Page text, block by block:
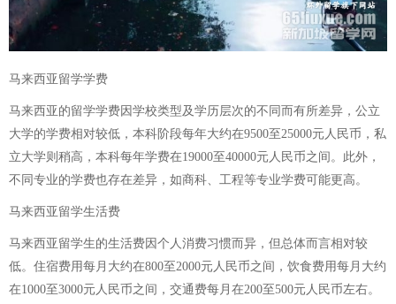
马来西亚留学学费
马来西亚的留学学费因学校类型及学历层次的不同而有所差异，公立
大学的学费相对较低，本科阶段每年大约在9500至25000元人民币，私
立大学则稍高，本科每年学费在19000至40000元人民币之间。此外，
不同专业的学费也存在差异，如商科、工程等专业学费可能更高。
马来西亚留学生活费
马来西亚留学生的生活费因个人消费习惯而异，但总体而言相对较
低。住宿费用每月大约在800至2000元人民币之间，饮食费用每月大约
在1000至3000元人民币之间，交通费每月在200至500元人民币左右。